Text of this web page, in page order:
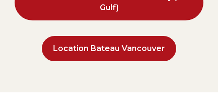
Gulf)
Location Bateau Vancouver